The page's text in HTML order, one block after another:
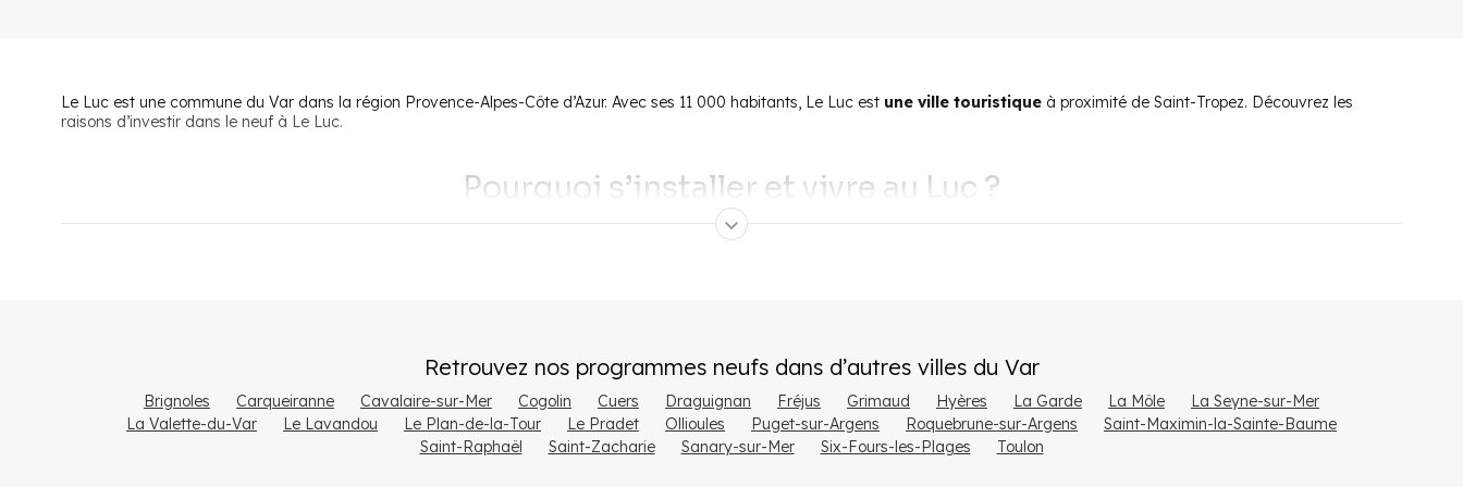
Le Luc est une commune du Var dans la région Provence-Alpes-Côte d’Azur. Avec ses 11 000 habitants, Le Luc est une ville touristique à proximité de Saint-Tropez. Découvrez les
raisons d’investir dans le neuf à Le Luc.
Pourquoi s’installer et vivre au Luc ?
Le Luc offre à ses habitants et aux touristes un cadre de vie exceptionnel entrela Côte d’Azur et les gorges du Verdonqui l’entourent. Adossée au massif des Maures, la commune est
très agréable à vivre tout au long de l’année avec un taux d’ensoleillement élevé.
Retrouvez nos programmes neufs dans d’autres villes du Var
Brignoles Carqueiranne Cavalaire-sur-Mer Cogolin Cuers Draguignan Fréjus Grimaud Hyères La Garde La Môle
La Seyne-sur-Mer
La Valette-du-Var
Le Lavandou Le Plan-de-la-Tour Le Pradet Ollioules Puget-sur-Argens Roquebrune-sur-Argens
Saint-Maximin-la-Sainte-Baume
Saint-Raphaël
Saint-Zacharie Sanary-sur-Mer Six-Fours-les-Plages Toulon